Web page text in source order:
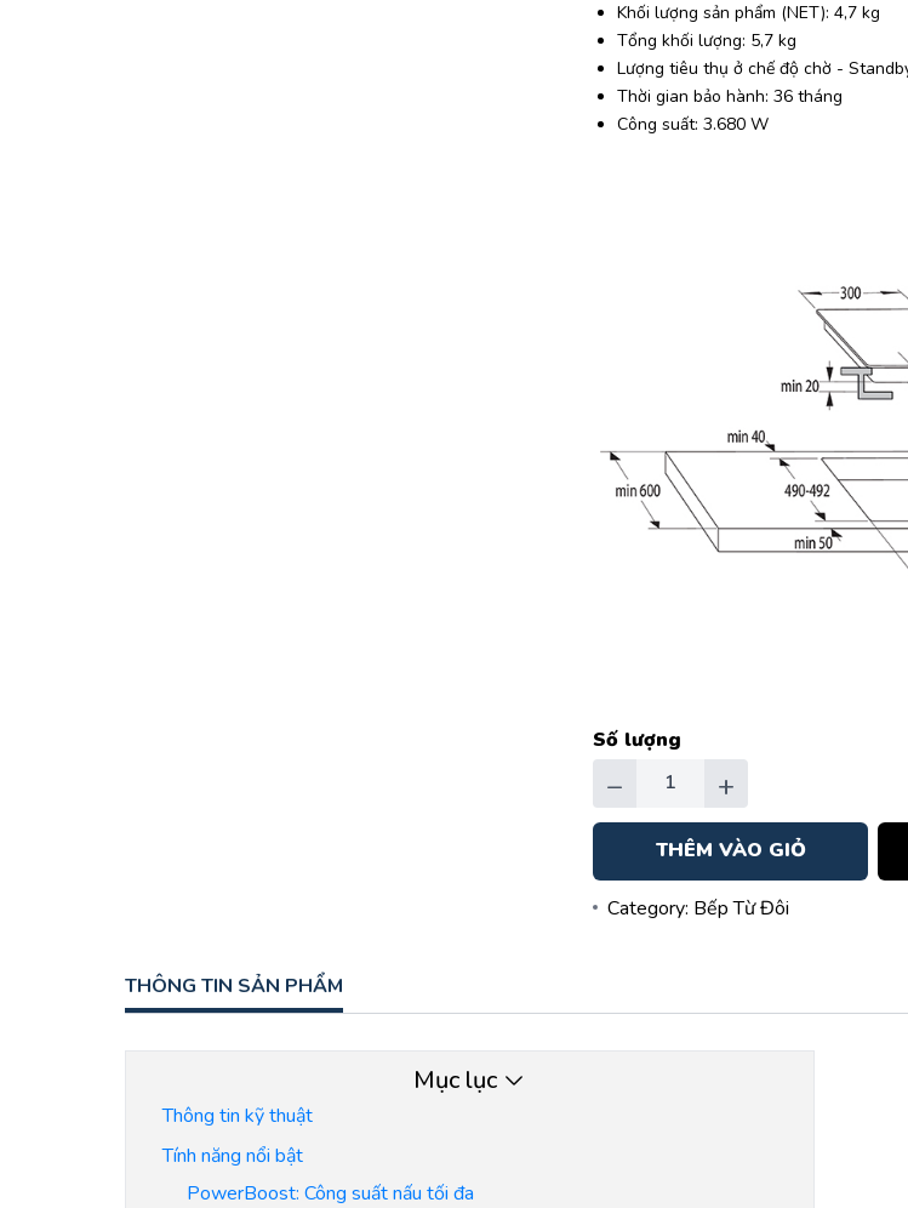
Khối lượng sản phẩm (NET): 4,7 kg
Tổng khối lượng: 5,7 kg
Lượng tiêu thụ ở chế độ chờ -
Thời gian bảo hành: 36 tháng
Công suất: 3.680 W
Số lượng
− +
THÊM VÀO GIỎ
Category: Bếp Từ Đôi
THÔNG TIN SẢN PHẨM
Mục lục
Thông tin kỹ thuật
Tính năng nổi bật
PowerBoost: Công suất nấu tối đa